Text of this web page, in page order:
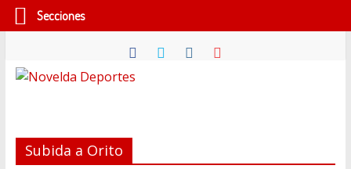
contenidoNovelda
Deportes
Subida a Orito
Secciones